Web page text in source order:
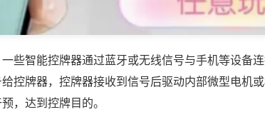
些智能控牌器通过蓝牙或无线信号与手机等设备
控牌器，控牌器接收到信号后驱动内部微型电机
，达到控牌目的。